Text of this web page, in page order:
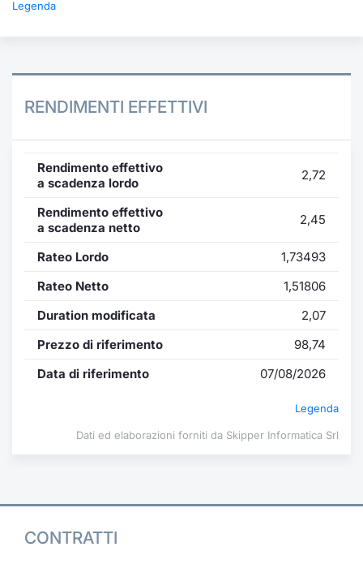
Legenda
RENDIMENTI EFFETTIVI
Rendimento effettivo
a scadenza lordo
2,72
Rendimento effettivo
a scadenza netto
2,45
Rateo Lordo
1,73493
Rateo Netto
1,51806
Duration modificata
2,07
Prezzo di riferimento
98,74
Data di riferimento
07/08/2026
Legenda
Dati ed elaborazioni forniti da Skipper Informatica Srl
CONTRATTI